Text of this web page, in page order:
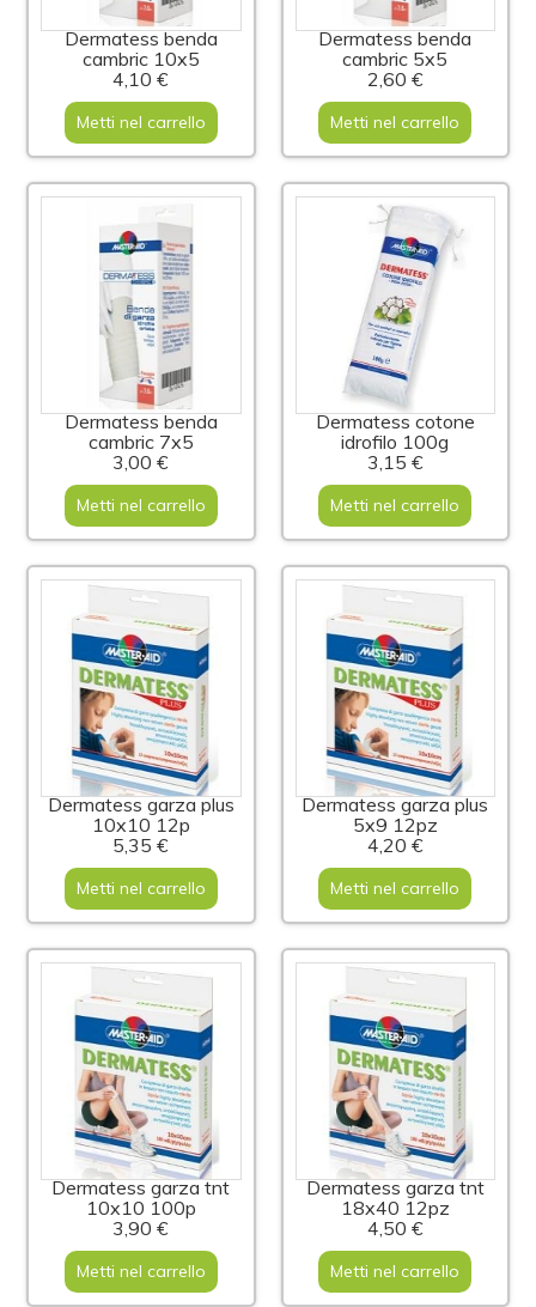
Dermatess benda
cambric 10x5
4,10 €
Metti nel carrello
Dermatess benda
cambric 5x5
2,60 €
Metti nel carrello
Dermatess benda
cambric 7x5
3,00 €
Metti nel carrello
Dermatess cotone
idrofilo 100g
3,15 €
Metti nel carrello
Dermatess garza plus
10x10 12p
5,35 €
Metti nel carrello
Dermatess garza plus
5x9 12pz
4,20 €
Metti nel carrello
Dermatess garza tnt
10x10 100p
3,90 €
Metti nel carrello
Dermatess garza tnt
18x40 12pz
4,50 €
Metti nel carrello